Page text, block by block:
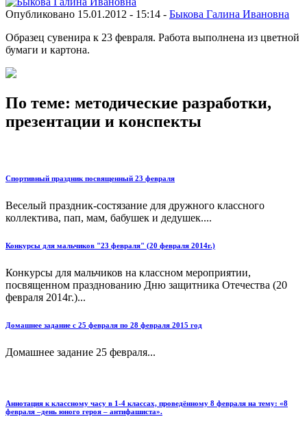
Опубликовано 15.01.2012 - 15:14 - Быкова Галина Ивановна
Образец сувенира к 23 февраля. Работа выполнена из цветной
бумаги и картона.
По теме: методические разработки,
презентации и конспекты
Спортивный праздник посвященный 23 февраля
Веселый праздник-состязание для дружного классного
коллектива, пап, мам, бабушек и дедушек....
Конкурсы для мальчиков "23 февраля" (20 февраля 2014г.)
Конкурсы для мальчиков на классном мероприятии,
посвященном празднованию Дню защитника Отечества (20
февраля 2014г.)...
Домашнее задание с 25 февраля по 28 февраля 2015 год
Домашнее задание 25 февраля...
Аннотация к классному часу в 1-4 классах, проведённому 8 февраля на тему: «8
февраля –день юного героя – антифашиста».